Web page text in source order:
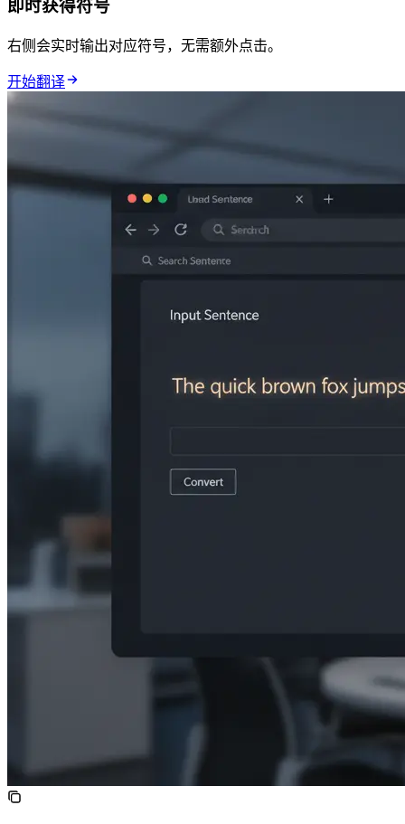
即时获得符号
右侧会实时输出对应符号，无需额外点击。
开始翻译